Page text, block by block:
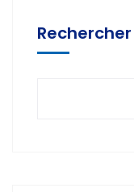
Rechercher